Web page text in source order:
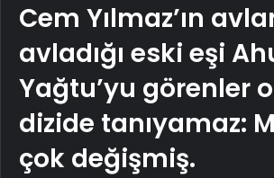
Cem Yılmaz’ın
avladığı eski eşi
Yağtu’yu görenler
dizide tanıyamaz:
çok değişmiş.